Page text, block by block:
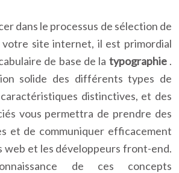
dans le processus de sélection de
votre site internet, il est primordial
de base de la typographie .
solide des différents types de
distinctives, et des
vous permettra de prendre des
et de communiquer efficacement
web et les développeurs front-end.
de ces concepts